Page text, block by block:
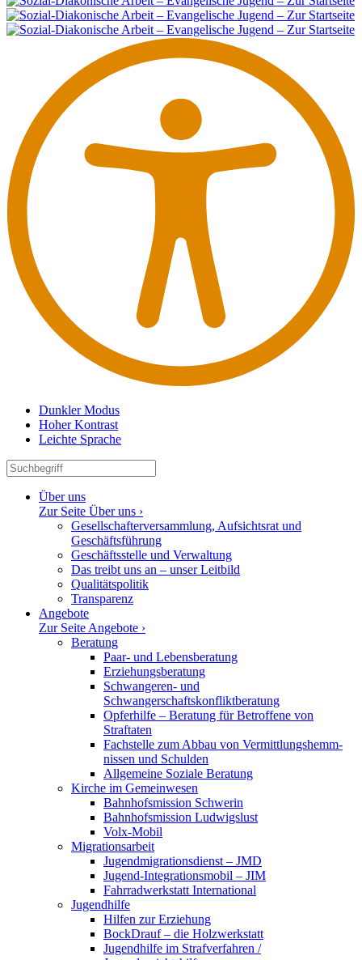
Dunkler Modus
Hoher Kontrast
Leichte Sprache
Über uns
Zur Seite Über uns ›
Gesell­schaf­ter­ver­sammlung, Aufsichtsrat und
Geschäftsführung
Geschäfts­stelle und Verwaltung
Das treibt uns an – unser Leitbild
Quali­täts­po­litik
Trans­parenz
Angebote
Zur Seite Angebote ›
Beratung
Paar- und Lebensberatung
Erzie­hungs­be­ratung
Schwan­geren- und
Schwangerschaftskonfliktberatung
Opfer­hilfe – Beratung für Betroffene von
Straftaten
Fachstelle zum Abbau von Vermitt­lungs­hemm­
nissen und Schulden
Allge­meine Soziale Beratung
Kirche im Gemeinwesen
Bahnhofs­mission Schwerin
Bahnhofs­mission Ludwigslust
Volx-Mobil
Migra­ti­ons­arbeit
Jugendmigrationsdienst – JMD
Jugend-Integrationsmobil – JIM
Fahrrad­werk­statt International
Jugend­hilfe
Hilfen zur Erziehung
BockDrauf – die Holzwerkstatt
Jugend­hilfe im Straf­ver­fahren /